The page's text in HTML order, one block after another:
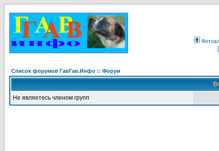
Список форумов ГавГав.Инфо :: Форум
Не являетесь членом групп